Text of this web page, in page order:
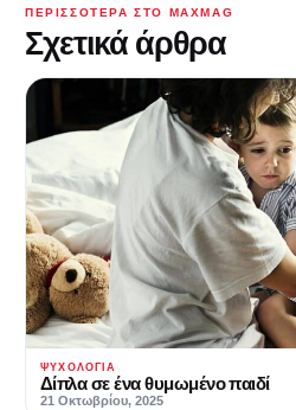
ΠΕΡΙΣΣΌΤΕΡΑ ΣΤΟ MAXMAG
Σχετικά άρθρα
ΨΥΧΟΛΟΓΊΑ
Δίπλα σε ένα θυμωμένο παιδί
21 Οκτωβρίου, 2025